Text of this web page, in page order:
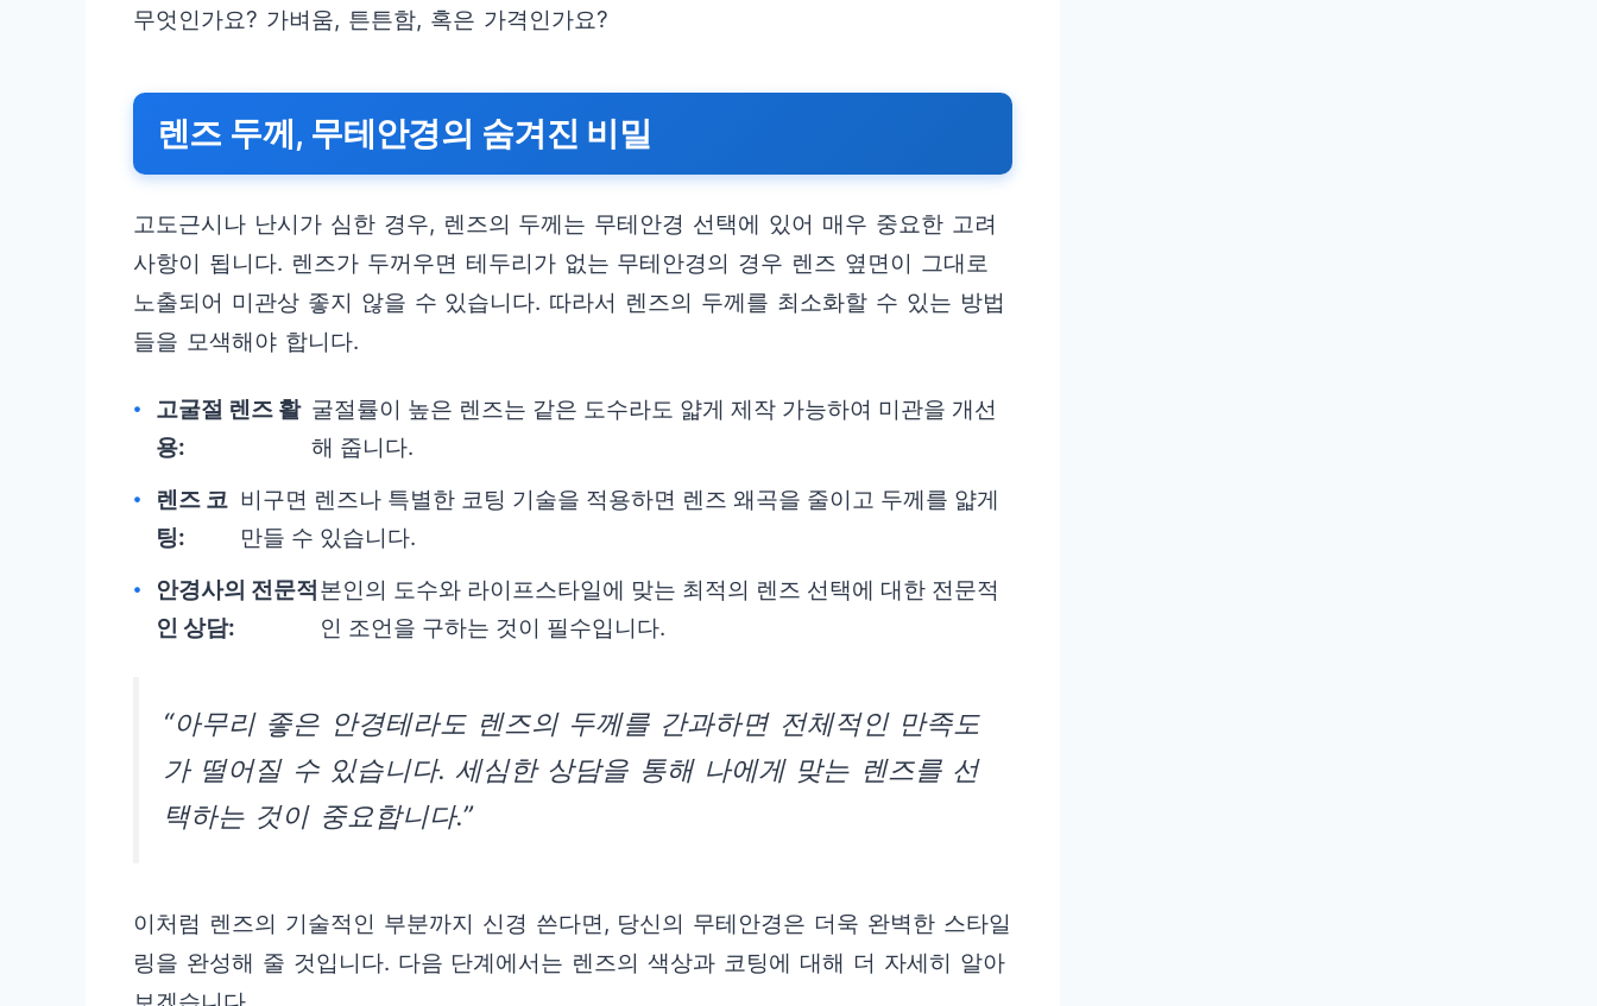
무엇인가요? 가벼움, 튼튼함, 혹은 가격인가요?
렌즈 두께, 무테안경의 숨겨진 비밀
고도근시나 난시가 심한 경우, 렌즈의 두께는 무테안경 선택에 있어 매우 중요한 고려
사항이 됩니다. 렌즈가 두꺼우면 테두리가 없는 무테안경의 경우 렌즈 옆면이 그대로
노출되어 미관상 좋지 않을 수 있습니다. 따라서 렌즈의 두께를 최소화할 수 있는 방법
들을 모색해야 합니다.
고굴절 렌즈 활
용:
굴절률이 높은 렌즈는 같은 도수라도 얇게 제작 가능하여 미관을 개선
해 줍니다.
렌즈 코
팅:
비구면 렌즈나 특별한 코팅 기술을 적용하면 렌즈 왜곡을 줄이고 두께를 얇게
만들 수 있습니다.
안경사의 전문적
인 상담:
본인의 도수와 라이프스타일에 맞는 최적의 렌즈 선택에 대한 전문적
인 조언을 구하는 것이 필수입니다.
“아무리 좋은 안경테라도 렌즈의 두께를 간과하면 전체적인 만족도
가 떨어질 수 있습니다. 세심한 상담을 통해 나에게 맞는 렌즈를 선
택하는 것이 중요합니다.”
이처럼 렌즈의 기술적인 부분까지 신경 쓴다면, 당신의 무테안경은 더욱 완벽한 스타일
링을 완성해 줄 것입니다. 다음 단계에서는 렌즈의 색상과 코팅에 대해 더 자세히 알아